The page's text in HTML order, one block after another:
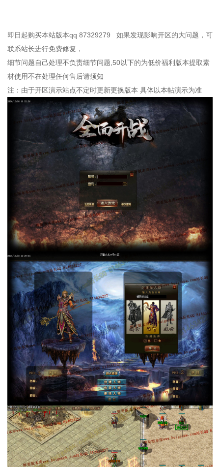
即日起购买本站版本qq 87329279 如果发现影响开区的大问题，可
联系站长进行免费修复，
细节问题自己处理不负责细节问题,50以下的为低价福利版本提取素
材使用不在处理任何售后请须知
注：由于开区演示站点不定时更新更换版本 具体以本帖演示为准